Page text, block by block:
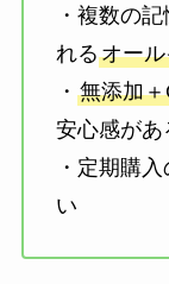
・複数の
れるオー
・ 無添加
安心感があ
・定期購
い